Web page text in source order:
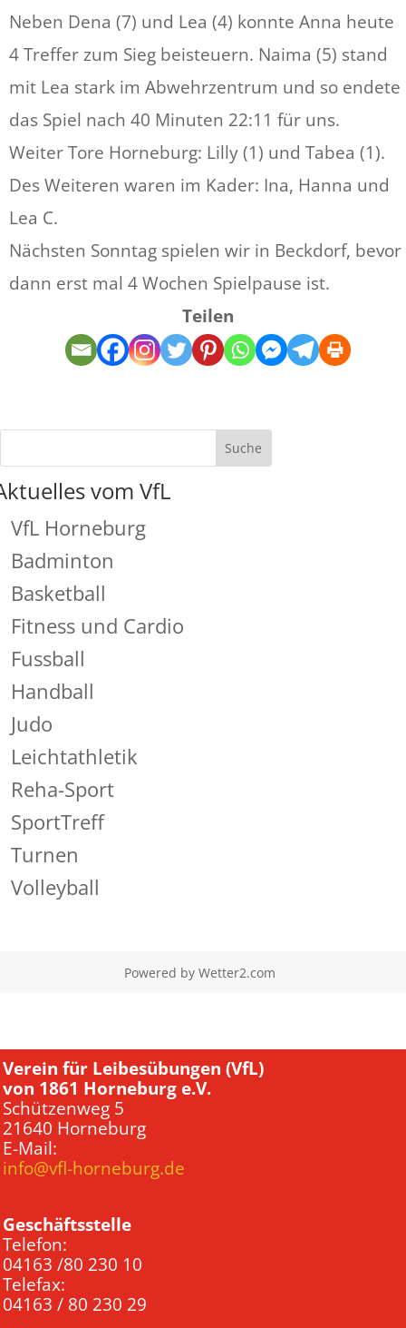
Neben Dena (7) und Lea (4) konnte Anna heute
4 Treffer zum Sieg beisteuern. Naima (5) stand
mit Lea stark im Abwehrzentrum und so endete
das Spiel nach 40 Minuten 22:11 für uns.
Weiter Tore Horneburg: Lilly (1) und Tabea (1).
Des Weiteren waren im Kader: Ina, Hanna und
Lea C.
Nächsten Sonntag spielen wir in Beckdorf, bevor
dann erst mal 4 Wochen Spielpause ist.
Teilen
vom VfL
VfL Horneburg
Badminton
Basketball
Fitness und Cardio
Fussball
Handball
Judo
Leichtathletik
Reha-Sport
SportTreff
Turnen
Volleyball
Powered by Wetter2.com
Verein für Leibesübungen (VfL)
von 1861 Horneburg e.V.
Schützenweg 5
21640 Horneburg
E-Mail:
info@vfl-horneburg.de
Geschäftsstelle
Telefon:
04163 /80 230 10
Telefax:
04163 / 80 230 29